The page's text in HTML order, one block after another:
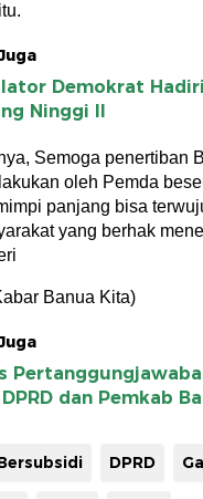
Demokrat
Ninggi ll
Semoga penertiban
oleh Pemda
panjang bisa
yang berhak
Banua Kita)
dan Pemkab
DPRD